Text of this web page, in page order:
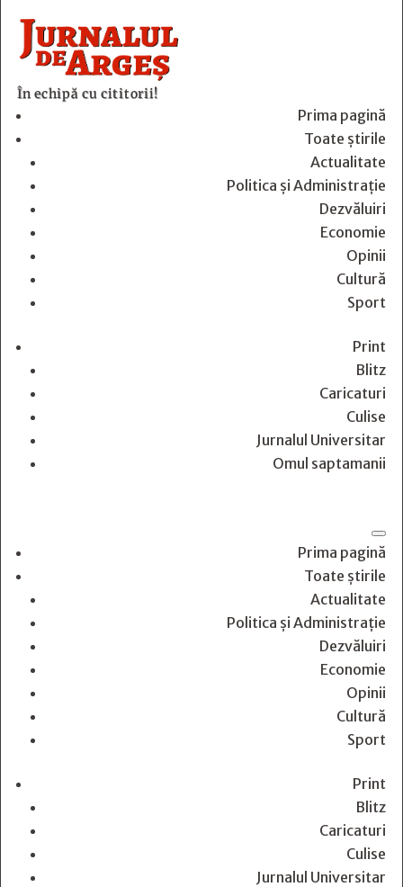
În echipă cu cititorii!
Prima pagină
Toate știrile
Actualitate
Politica și Administrație
Dezvăluiri
Economie
Opinii
Cultură
Sport
Print
Blitz
Caricaturi
Culise
Jurnalul Universitar
Omul saptamanii
Prima pagină
Toate știrile
Actualitate
Politica și Administrație
Dezvăluiri
Economie
Opinii
Cultură
Sport
Print
Blitz
Caricaturi
Culise
Jurnalul Universitar